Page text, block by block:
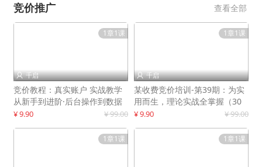
竞价推广 查看全部
1章1课
 千启
竞价教程：真实账户 实战教学
从新手到进阶·后台操作到数据
优化
¥ 9.90 ¥ 99.00
1章1课
 千启
某收费竞价培训-第39期：为实
用而生，理论实战全掌握（30
节课）
¥ 9.90 ¥ 99.00
1章1课 1章1课